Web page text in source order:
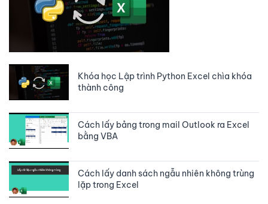
Khóa học Lập trình Python Excel chìa khóa
thành công
Cách lấy bảng trong mail Outlook ra Excel
bằng VBA
Cách lấy danh sách ngẫu nhiên không trùng
lặp trong Excel